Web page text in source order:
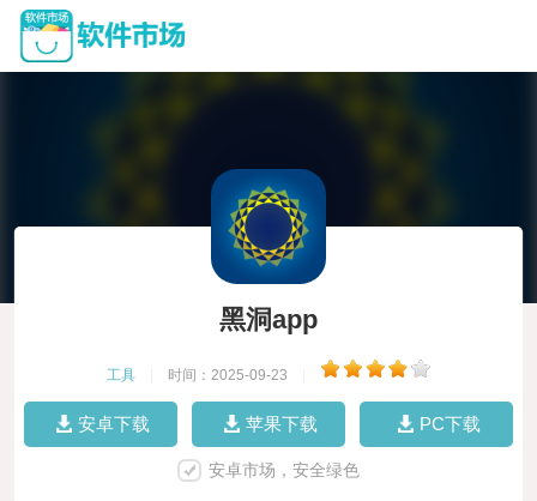
黑洞app
工具 时间：2025-09-23
安卓下载 苹果下载 PC下载
安卓市场，安全绿色